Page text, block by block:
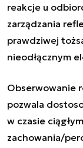
reakcje u
zarządzania
prawdziwej
nieodłącznym
Obserwowanie
pozwala
w czasie
zachowania/